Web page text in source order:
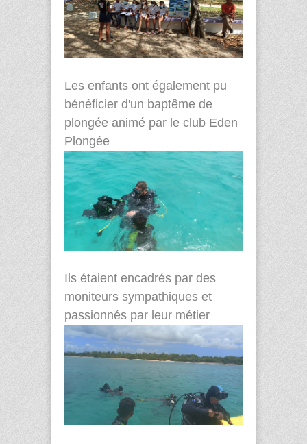
Les enfants ont également pu
bénéficier d'un baptême de
plongée animé par le club Eden
Plongée
Ils étaient encadrés par des
moniteurs sympathiques et
passionnés par leur métier